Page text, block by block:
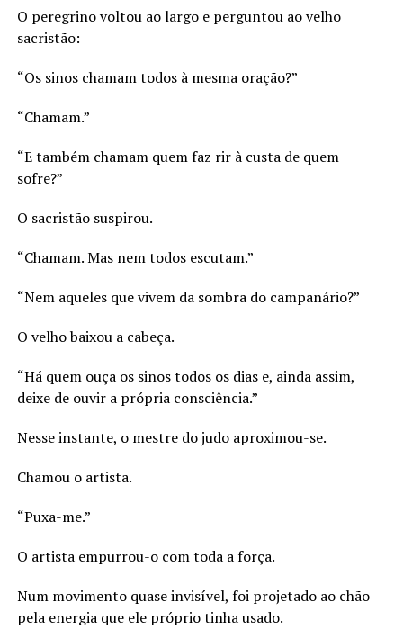
O peregrino voltou ao largo e perguntou ao velho
sacristão:
“Os sinos chamam todos à mesma oração?”
“Chamam.”
“E também chamam quem faz rir à custa de quem
sofre?”
O sacristão suspirou.
“Chamam. Mas nem todos escutam.”
“Nem aqueles que vivem da sombra do campanário?”
O velho baixou a cabeça.
“Há quem ouça os sinos todos os dias e, ainda assim,
deixe de ouvir a própria consciência.”
Nesse instante, o mestre do judo aproximou-se.
Chamou o artista.
“Puxa-me.”
O artista empurrou-o com toda a força.
Num movimento quase invisível, foi projetado ao chão
pela energia que ele próprio tinha usado.